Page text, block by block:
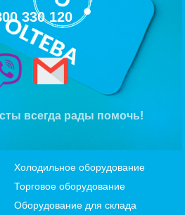
330 120
всегда рады помочь!
Холодильное оборудование
Торговое оборудование
Оборудование для склада